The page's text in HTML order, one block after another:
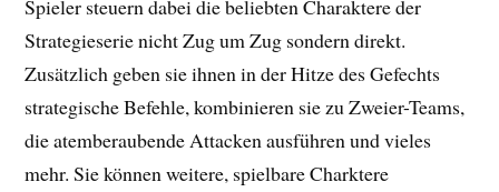
Spieler steuern dabei die beliebten Charaktere der
Strategieserie nicht Zug um Zug sondern direkt.
Zusätzlich geben sie ihnen in der Hitze des Gefechts
strategische Befehle, kombinieren sie zu Zweier-Teams,
die atemberaubende Attacken ausführen und vieles
mehr. Sie können weitere, spielbare Charktere